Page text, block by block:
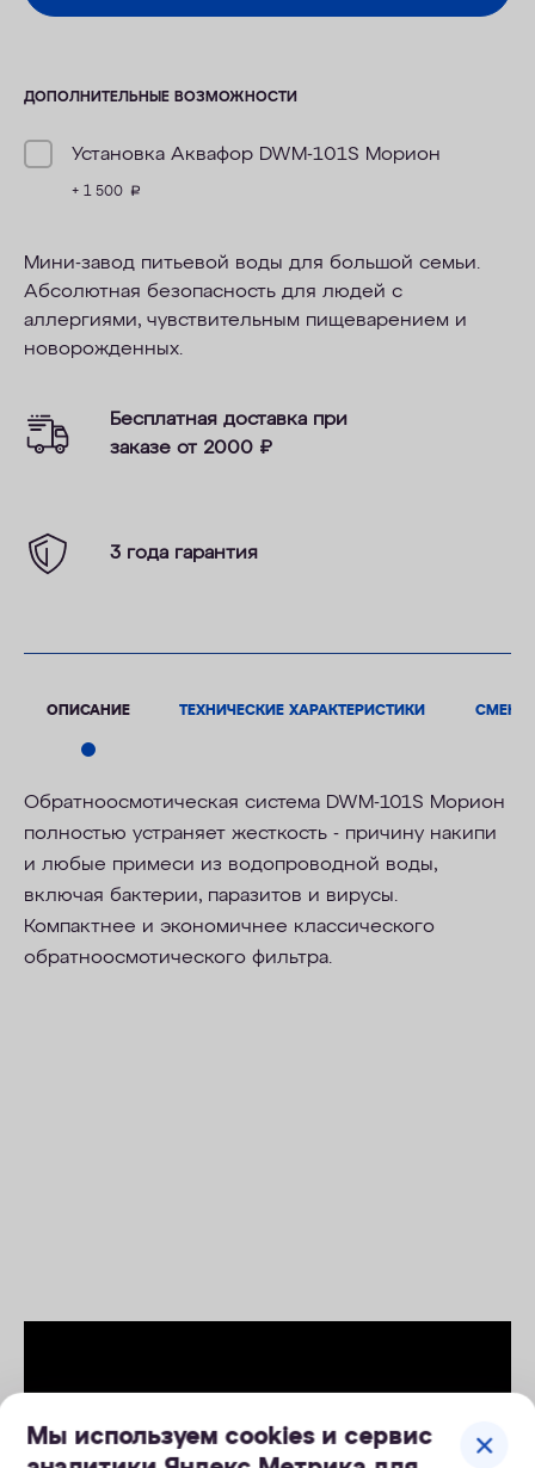
ДОПОЛНИТЕЛЬНЫЕ ВОЗМОЖНОСТИ
Установка Аквафор DWM-101S Морион
+ 1 500 руб.
Мини-завод питьевой воды для большой семьи.
Абсолютная безопасность для людей с
аллергиями, чувствительным пищеварением и
новорожденных.
Бесплатная доставка при
заказе от 2000 ₽
3 года гарантия
ОПИСАНИЕ ТЕХНИЧЕСКИЕ ХАРАКТЕРИСТИКИ
Обратноосмотическая система DWM-101S Морион
полностью устраняет жесткость - причину накипи
и любые примеси из водопроводной воды,
включая бактерии, паразитов и вирусы.
Компактнее и экономичнее классического
обратноосмотического фильтра.
Мы используем cookies и сервис